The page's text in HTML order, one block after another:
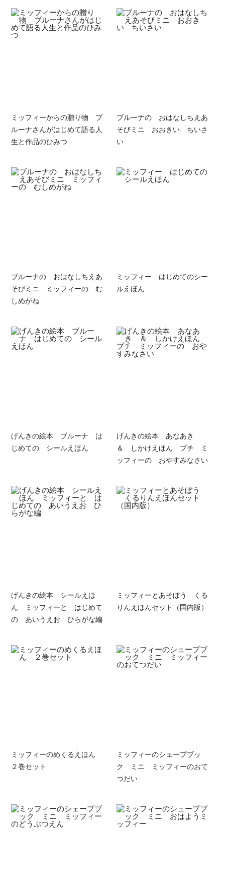
ミッフィーからの贈り物 ブ
ルーナさんがはじめて語る人
生と作品のひみつ
ブルーナの おはなしちえあ
そびミニ おおきい ちいさ
い
ブルーナの おはなしちえあ
そびミニ ミッフィーの む
しめがね
ミッフィー はじめてのシー
ルえほん
げんきの絵本 ブルーナ は
じめての シールえほん
げんきの絵本 あなあき
＆ しかけえほん プチ ミ
ッフィーの おやすみなさい
げんきの絵本 シールえほ
ん ミッフィーと はじめて
の あいうえお ひらがな編
ミッフィーとあそぼう くる
りんえほんセット（国内版）
ミッフィーのめくるえほん
２巻セット
ミッフィーのシェープブッ
ク ミニ ミッフィーのおて
つだい